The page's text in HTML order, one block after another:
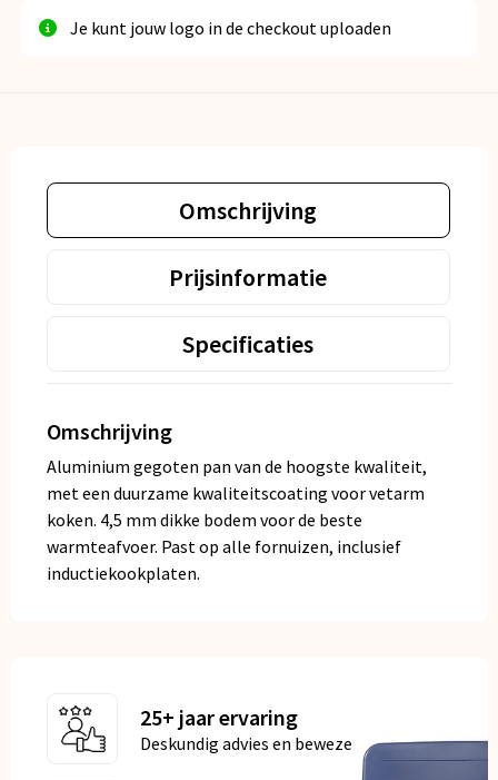
Je kunt jouw logo in de checkout uploaden
Omschrijving
Prijsinformatie
Specificaties
Omschrijving
Aluminium gegoten pan van de hoogste kwaliteit,
met een duurzame kwaliteitscoating voor vetarm
koken. 4,5 mm dikke bodem voor de beste
warmteafvoer. Past op alle fornuizen, inclusief
inductiekookplaten.
25+ jaar ervaring
Deskundig advies en bewezen kwaliteit